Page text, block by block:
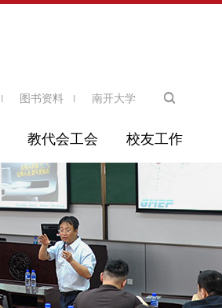
图书资料 南开大学
教代会工会 校友工作